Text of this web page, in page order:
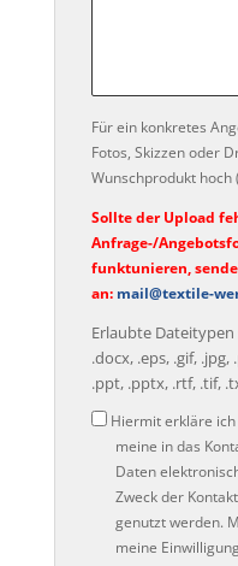
Für ein konkretes
Fotos, Skizzen oder
Wunschprodukt hoch
Sollte der Upload
Anfrage-/
funktunieren,
an: mail@textile-
Erlaubte Dateitypen
.docx, .eps, .gif,
.ppt, .pptx, .rtf, .tif,
Datenschutz
Hiermit erkläre ich
meine in das
Daten
Zweck der
genutzt werden.
meine